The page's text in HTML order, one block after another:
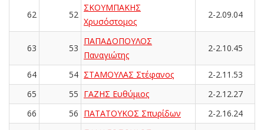
62 52
ΣΚΟΥΜΠΑΚΗΣ
Χρυσόστομος
2-2.09.04
63 53
ΠΑΠΑΔΟΠΟΥΛΟΣ
Παναγιώτης
2-2.10.45
64 54 ΣΤΑΜΟΥΛΑΣ Στέφανος
2-2.11.53
65
55 ΓΑΖΗΣ Ευθύμιος
2-2.12.27
66
56 ΠΑΤΑΤΟΥΚΟΣ Σπυρίδων 2-2.16.24